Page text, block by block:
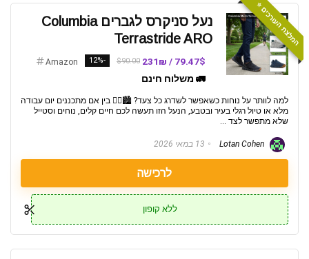
המלצת העורכים ⭐️
נעל סניקרס לגברים Columbia
Terrastride ARO
79.47$ / 231₪
$90.00
-12%
Amazon
🚛 משלוח חינם
למה לוותר על נוחות כשאפשר לשדרג כל צעד? 🏙️🚶‍♂️ בין אם מתכננים יום עבודה
מלא או טיול רגלי בעיר ובטבע, הנעל הזו תעשה לכם חיים קלים, נוחים וסטייל
שלא מתפשר לצד ...
13 במאי 2026
לרכישה
ללא קופון